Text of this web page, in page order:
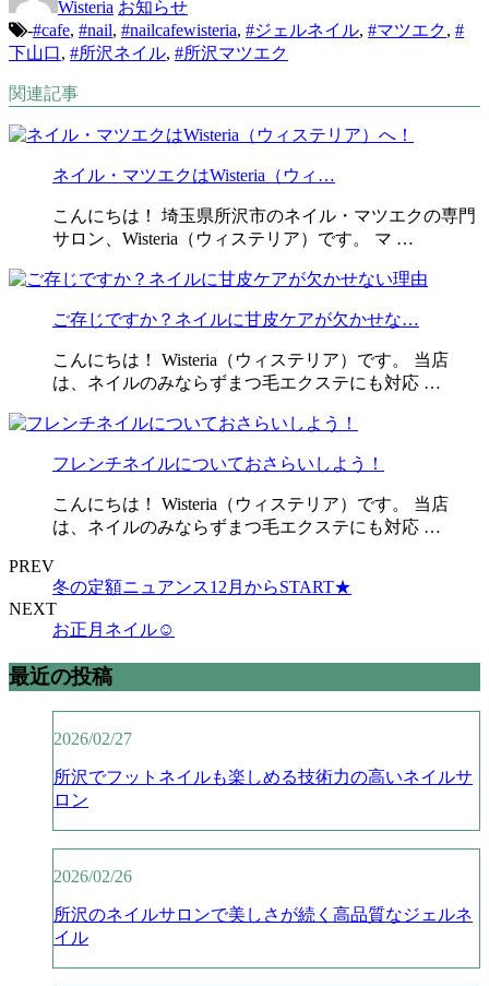
Wisteria お知らせ
-#cafe, #nail, #nailcafewisteria, #ジェルネイル, #マツエク, #
下山口, #所沢ネイル, #所沢マツエク
関連記事
ネイル・マツエクはWisteria（ウィ…
こんにちは！ 埼玉県所沢市のネイル・マツエクの専門
サロン、Wisteria（ウィステリア）です。 マ …
ご存じですか？ネイルに甘皮ケアが欠かせな…
こんにちは！ Wisteria（ウィステリア）です。 当店
は、ネイルのみならずまつ毛エクステにも対応 …
フレンチネイルについておさらいしよう！
こんにちは！ Wisteria（ウィステリア）です。 当店
は、ネイルのみならずまつ毛エクステにも対応 …
PREV
冬の定額ニュアンス12月からSTART★
NEXT
お正月ネイル☺︎
最近の投稿
2026/02/27
所沢でフットネイルも楽しめる技術力の高いネイルサ
ロン
2026/02/26
所沢のネイルサロンで美しさが続く高品質なジェルネ
イル